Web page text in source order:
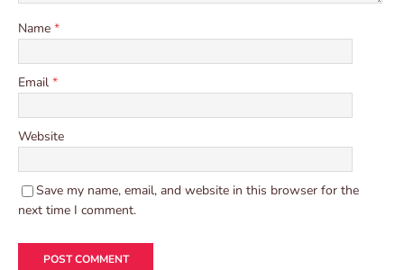
Name *
Email *
Website
Save my name, email, and website in this browser for the
next time I comment.